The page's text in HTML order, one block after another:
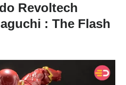
Revoltech
: The Flash